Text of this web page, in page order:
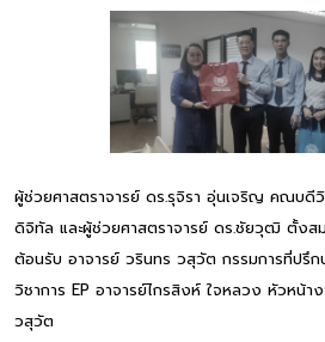
ผู้ช่วยศาสตราจารย์ ดร.รุจิรา อุ่นเจริญ คณบดี
ดิจิทัล และผู้ช่วยศาสตราจารย์ ดร.ชัยวุฒิ ตั้ง
ต้อนรับ อาจารย์ วรินทร วสุวัต กรรมการที่ปรึก
วิชาการ EP อาจารย์ไกรสิงห์ ใจหลวง หัวหน้า
วสุวัต